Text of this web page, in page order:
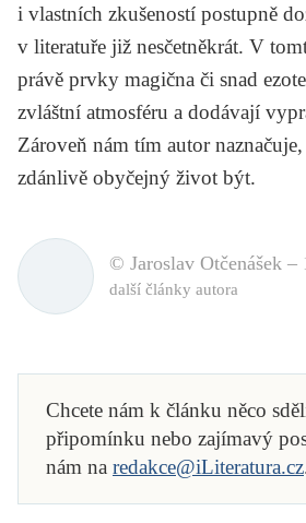
i vlastních zkušeností postupně
v literatuře již nesčetněkrát. V
právě prvky magična či snad
zvláštní atmosféru a dodávají
Zároveň nám tím autor
zdánlivě obyčejný život být.
© Jaroslav Otčenášek –
další články autora
Chcete nám k článku něco
připomínku nebo zajímavý
nám na redakce@iLiteratura.cz